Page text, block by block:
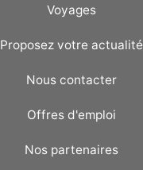
Voyages
Proposez votre actualité
Nous contacter
Offres d'emploi
Nos partenaires